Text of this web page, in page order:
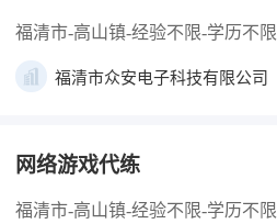
福清市-高山镇-经验不限-学历不限
福清市众安电子科技有限公司
网络游戏代练
福清市-高山镇-经验不限-学历不限